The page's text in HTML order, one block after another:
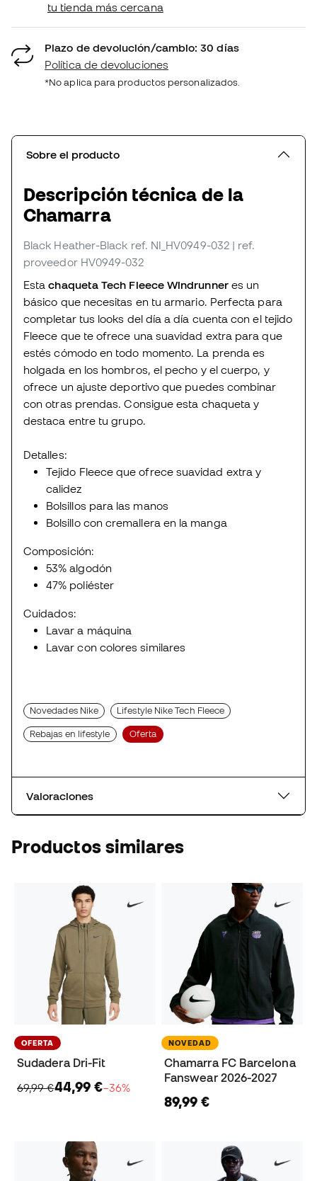
tu tienda más cercana
Plazo de devolución/cambio: 30 días
Política de devoluciones
*No aplica para productos personalizados.
Sobre el producto
Descripción técnica de la
Chamarra
Black Heather-Black ref. NI_HV0949-032 | ref.
proveedor HV0949-032
Estachaqueta Tech Fleece Windrunner es un
básico que necesitas en tu armario. Perfecta para
completar tus looks del día a día cuenta con el tejido
Fleece que te ofrece una suavidad extra para que
estés cómodo en todo momento. La prenda es
holgada en los hombros, el pecho y el cuerpo, y
ofrece un ajuste deportivo que puedes combinar
con otras prendas. Consigue esta chaqueta y
destaca entre tu grupo.
Detalles:
Tejido Fleece que ofrece suavidad extra y
calidez
Bolsillos para las manos
Bolsillo con cremallera en la manga
Composición:
53% algodón
47% poliéster
Cuidados:
Lavar a máquina
Lavar con colores similares
Novedades Nike Lifestyle Nike Tech Fleece
Rebajas en lifestyle Oferta
Valoraciones
Productos similares
OFERTA
Sudadera Dri-Fit
69,99 €44,99 €−36%
NOVEDAD
Chamarra FC Barcelona
Fanswear 2026-2027
89,99 €